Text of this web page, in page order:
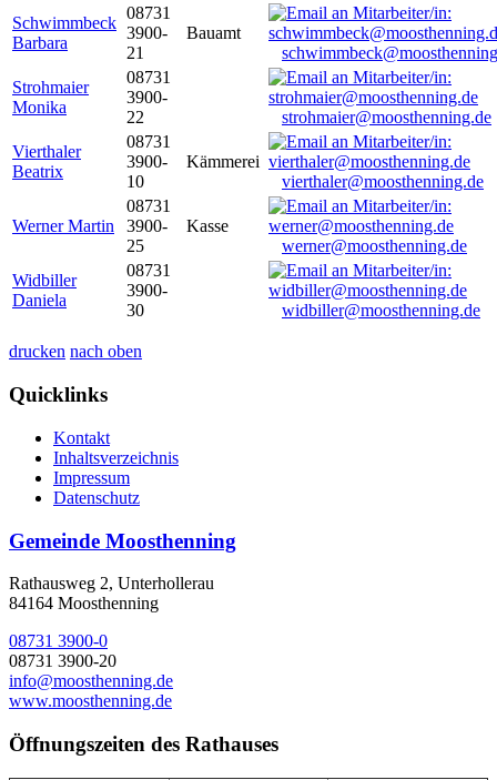
Schwimmbeck
Barbara
08731
3900-
21
Bauamt
Strohmaier
Monika
08731
3900-
22
strohmaier@moosthenning.de
Vierthaler
Beatrix
08731
3900-
10
Kämmerei
vierthaler@moosthenning.de
Werner Martin
08731
3900-
25
Kasse
werner@moosthenning.de
Widbiller
Daniela
08731
3900-
30
widbiller@moosthenning.de
drucken nach oben
Quicklinks
Kontakt
Inhaltsverzeichnis
Impressum
Datenschutz
Gemeinde Moosthenning
Rathausweg 2, Unterhollerau
84164 Moosthenning
08731 3900-0
08731 3900-20
info@moosthenning.de
www.moosthenning.de
Öffnungszeiten des Rathauses